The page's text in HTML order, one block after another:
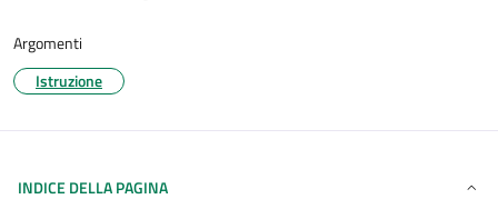
Argomenti
Istruzione
INDICE DELLA PAGINA